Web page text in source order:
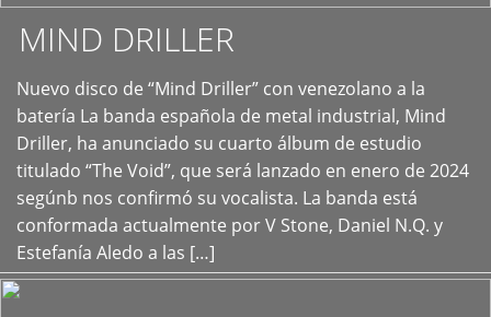
MIND DRILLER
Nuevo disco de “Mind Driller” con venezolano a la
batería La banda española de metal industrial, Mind
Driller, ha anunciado su cuarto álbum de estudio
titulado “The Void”, que será lanzado en enero de 2024
segúnb nos confirmó su vocalista. La banda está
conformada actualmente por V Stone, Daniel N.Q. y
Estefanía Aledo a las […]
+